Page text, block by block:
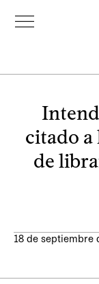
citado a
de
18 de septiembre